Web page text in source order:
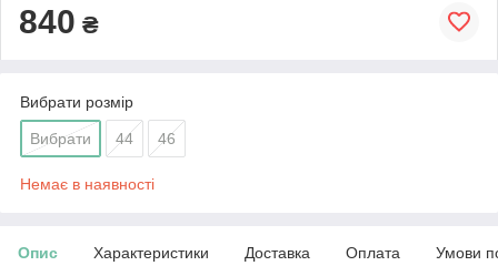
840 ₴
Вибрати розмір
Вибрати 44 46
Немає в наявності
Опис Характеристики Доставка Оплата Умови